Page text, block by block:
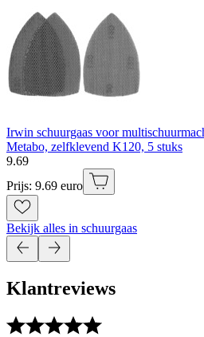
Irwin schuurgaas voor
Metabo, zelfklevend K120, 5 stuks
9.69
Prijs: 9.69 euro
Bekijk alles in schuurgaas
Klantreviews